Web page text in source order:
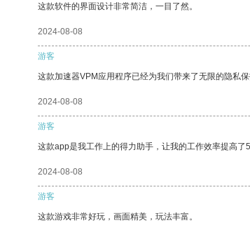
这款软件的界面设计非常简洁，一目了然。
2024-08-08
游客
这款加速器VPM应用程序已经为我们带来了无限的隐私保
2024-08-08
游客
这款app是我工作上的得力助手，让我的工作效率提高了
2024-08-08
游客
这款游戏非常好玩，画面精美，玩法丰富。